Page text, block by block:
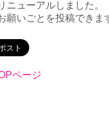
ニューアルしました。
願いごとを投稿できま
ページ